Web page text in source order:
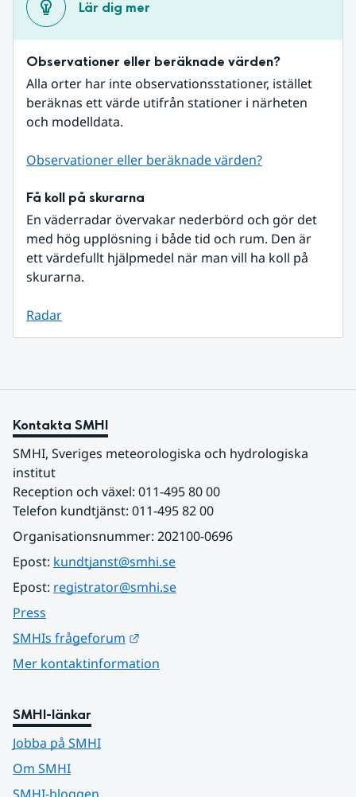
Lär dig mer
Observationer eller beräknade värden?
Alla orter har inte observationsstationer, istället
beräknas ett värde utifrån stationer i närheten
och modelldata.
Observationer eller beräknade värden?
Få koll på skurarna
En väderradar övervakar nederbörd och gör det
med hög upplösning i både tid och rum. Den är
ett värdefullt hjälpmedel när man vill ha koll på
skurarna.
Radar
Kontakta SMHI
SMHI, Sveriges meteorologiska och hydrologiska
institut
Reception och växel: 011-495 80 00
Telefon kundtjänst: 011-495 82 00
Organisationsnummer: 202100-0696
Epost: kundtjanst@smhi.se
Epost: registrator@smhi.se
Press
SMHIs frågeforum
Mer kontaktinformation
SMHI-länkar
Jobba på SMHI
Om SMHI